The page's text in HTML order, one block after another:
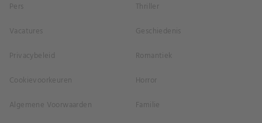
Pers
Vacatures
Privacybeleid
Cookievoorkeuren
Algemene Voorwaarden
Thriller
Geschiedenis
Romantiek
Horror
Familie